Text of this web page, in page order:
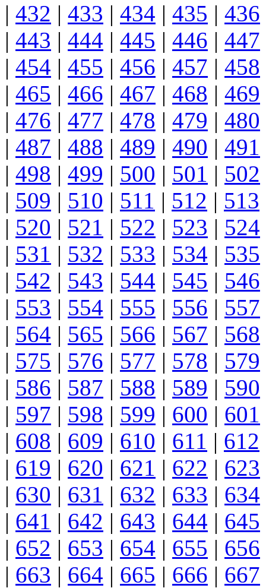
| 432 | 433 | 434 | 435 | 436
| 443 | 444 | 445 | 446 | 447
| 454 | 455 | 456 | 457 | 458
| 465 | 466 | 467 | 468 | 469
| 476 | 477 | 478 | 479 | 480
| 487 | 488 | 489 | 490 | 491
| 498 | 499 | 500 | 501 | 502
| 509 | 510 | 511 | 512 | 513
| 520 | 521 | 522 | 523 | 524
| 531 | 532 | 533 | 534 | 535
| 542 | 543 | 544 | 545 | 546
| 553 | 554 | 555 | 556 | 557
| 564 | 565 | 566 | 567 | 568
| 575 | 576 | 577 | 578 | 579
| 586 | 587 | 588 | 589 | 590
| 597 | 598 | 599 | 600 | 601
| 608 | 609 | 610 | 611 | 612
| 619 | 620 | 621 | 622 | 623
| 630 | 631 | 632 | 633 | 634
| 641 | 642 | 643 | 644 | 645
| 652 | 653 | 654 | 655 | 656
| 663 | 664 | 665 | 666 | 667